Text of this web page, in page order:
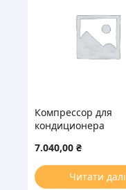
Компрессор для
кондиционера
00105251 24″
7.040,00 ₴
Читати далі